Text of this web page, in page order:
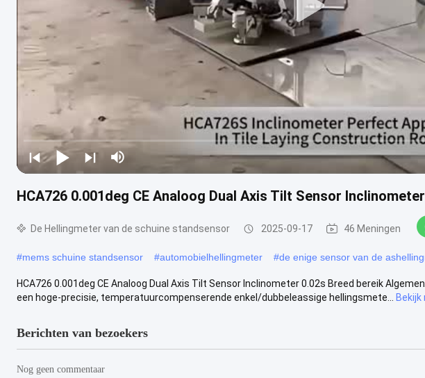
HCA726 0.001deg CE Analoog Dual Axis Tilt Sensor
De Hellingmeter van de schuine standsensor 2025-09-17 46 Meningen
#mems schuine standsensor #automobielhellingmeter #de enige sensor van de
HCA726 0.001deg CE Analoog Dual Axis Tilt Sensor Inclinometer 0.02s Breed bereik
een hoge-precisie, temperatuurcompenserende enkel/dubbeleassige hellingsmete...
Bekijk
Berichten van bezoekers
Nog geen commentaar